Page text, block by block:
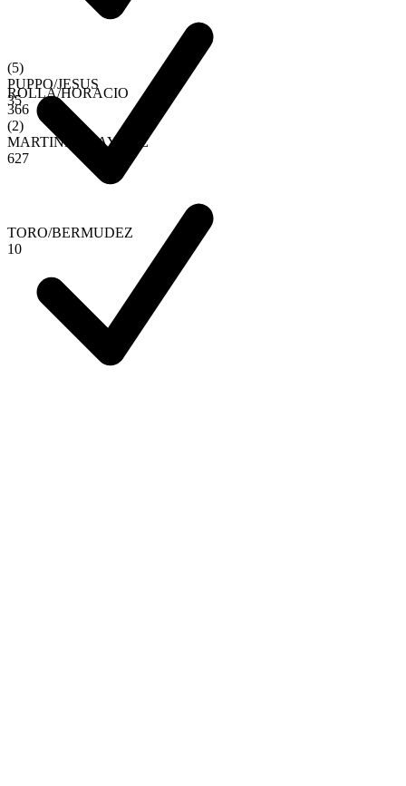
(5)
PUPPO/JESUS
35
TORO/BERMUDEZ
10
ROLLA/HORACIO
366
(2)
MARTINEZ
GAYONE
627